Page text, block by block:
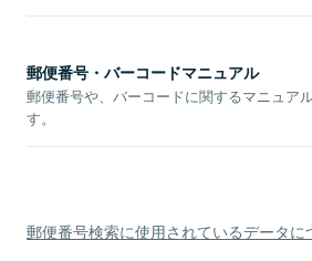
郵便番号・バーコードマニュアル
郵便番号や、バーコードに関するマニュア
す。
郵便番号検索に使用されているデータに